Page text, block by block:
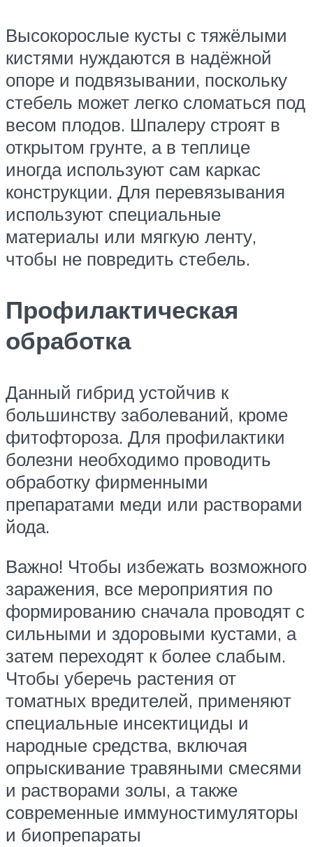
Высокорослые кусты с тяжёлыми
кистями нуждаются в надёжной
опоре и подвязывании, поскольку
стебель может легко сломаться под
весом плодов. Шпалеру строят в
открытом грунте, а в теплице
иногда используют сам каркас
конструкции. Для перевязывания
используют специальные
материалы или мягкую ленту,
чтобы не повредить стебель.
Профилактическая
обработка
Данный гибрид устойчив к
большинству заболеваний, кроме
фитофтороза. Для профилактики
болезни необходимо проводить
обработку фирменными
препаратами меди или растворами
йода.
Важно! Чтобы избежать возможного
заражения, все мероприятия по
формированию сначала проводят с
сильными и здоровыми кустами, а
затем переходят к более слабым.
Чтобы уберечь растения от
томатных вредителей, применяют
специальные инсектициды и
народные средства, включая
опрыскивание травяными смесями
и растворами золы, а также
современные иммуностимуляторы
и биопрепараты